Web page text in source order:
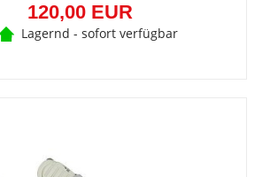
120,00 EUR
Lagernd - sofort verfügbar